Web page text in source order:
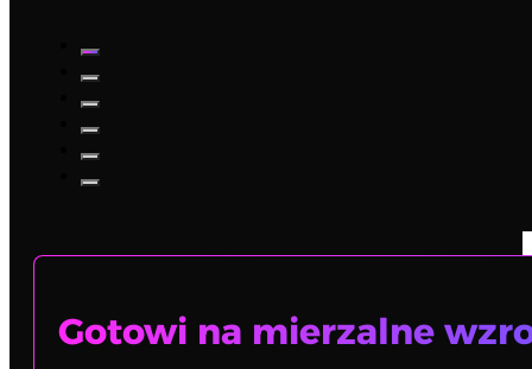
Gotowi na mierzalne